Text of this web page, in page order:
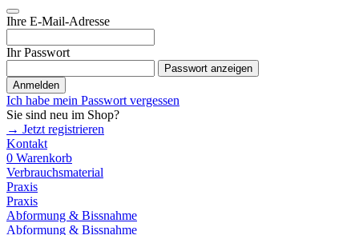
Ihre E-Mail-Adresse
Ihr Passwort
Passwort anzeigen
Anmelden
Ich habe mein Passwort vergessen
Sie sind neu im Shop?
→ Jetzt registrieren
Kontakt
0 Warenkorb
Verbrauchsmaterial
Praxis
Praxis
Abformung & Bissnahme
Abformung & Bissnahme